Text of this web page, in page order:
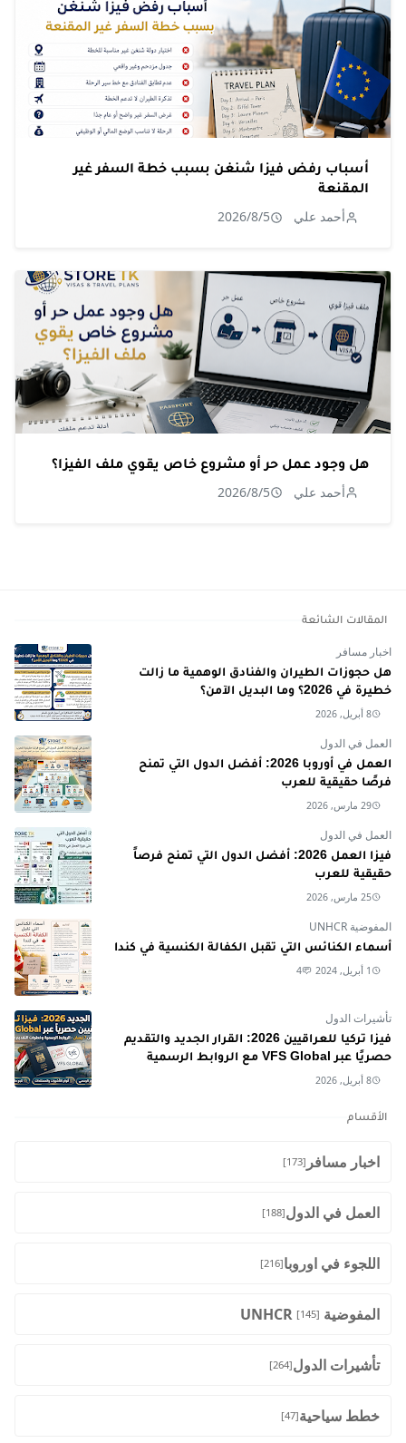
أسباب رفض فيزا شنغن بسبب خطة السفر غير
المقنعة
أحمد علي 2026/8/5
هل وجود عمل حر أو مشروع خاص يقوي ملف الفيزا؟
أحمد علي 2026/8/5
المقالات الشائعة
اخبار مسافر
هل حجوزات الطيران والفنادق الوهمية ما زالت
خطيرة في 2026؟ وما البديل الآمن؟
8 أبريل, 2026
العمل في الدول
العمل في أوروبا 2026: أفضل الدول التي تمنح
فرصًا حقيقية للعرب
29 مارس, 2026
العمل في الدول
فيزا العمل 2026: أفضل الدول التي تمنح فرصاً
حقيقية للعرب
25 مارس, 2026
المفوضية UNHCR
أسماء الكنائس التي تقبل الكفالة الكنسية في كندا
1 أبريل, 2024 4
تأشيرات الدول
فيزا تركيا للعراقيين 2026: القرار الجديد والتقديم
حصريًا عبر VFS Global مع الروابط الرسمية
8 أبريل, 2026
الأقسام
اخبار مسافر [173]
العمل في الدول[188]
اللجوء في اوروبا[216]
المفوضية UNHCR [145]
تأشيرات الدول[264]
خطط سياحية[47]